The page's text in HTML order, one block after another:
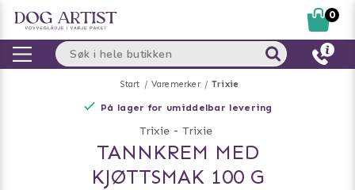
Start Varemerker Trixie
På lager for umiddelbar levering
Trixie - Trixie
TANNKREM MED
KJØTTSMAK 100 G
0